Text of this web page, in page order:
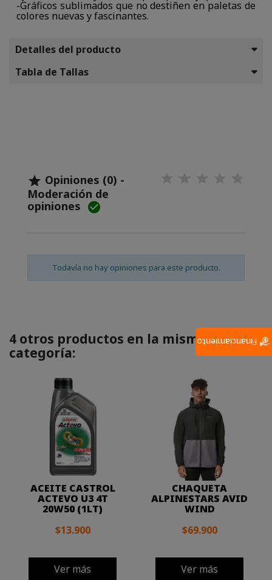
-Gráficos sublimados que no destiñen en paletas de
colores nuevas y fascinantes.
Detalles del producto
Tabla de Tallas
 Opiniones (0) -
Moderación de
opiniones 
Todavía no hay opiniones para este producto.
4 otros productos en la misma
categoría:
ACEITE CASTROL
ACTEVO U3 4T
20W50 (1LT)
$13.900
Ver más
CHAQUETA
ALPINESTARS AVID
WIND
$69.900
Ver más
Financiamiento